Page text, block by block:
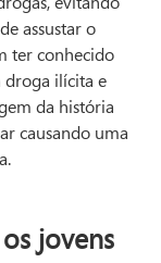
assustar o
ter conhecido
droga ilícita e
da história
causando uma
jovens